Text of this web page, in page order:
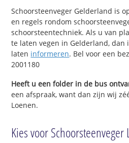
Schoorsteenveger Gelderland is
en regels rondom
schoorsteentechniek. Als u van
te laten vegen in Gelderland, dan
laten informeren. Bel voor een
2001180
Heeft u een folder in de bus
een afspraak, want dan zijn wij
Loenen.
Kies voor